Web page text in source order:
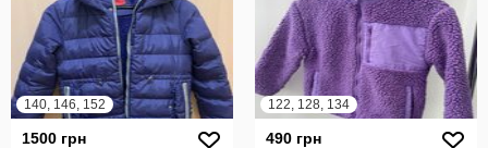
140, 146, 152
1500 грн
122, 128, 134
490 грн